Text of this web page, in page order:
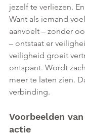
jezelf te verliezen.
Want als iemand
aanvoelt – zonder
– ontstaat er
veiligheid groeit
ontspant. Wordt
meer te laten zien.
verbinding.
Voorbeelden
actie